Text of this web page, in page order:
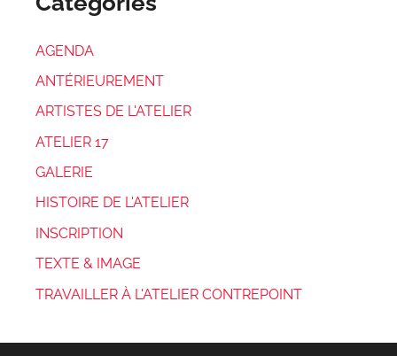
AGENDA
ANTÉRIEUREMENT
ARTISTES DE L'ATELIER
ATELIER 17
GALERIE
HISTOIRE DE L'ATELIER
INSCRIPTION
TEXTE & IMAGE
TRAVAILLER À L'ATELIER CONTREPOINT